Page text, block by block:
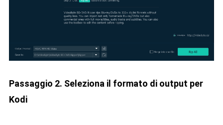
Passaggio 2. Seleziona il formato di output per
Kodi